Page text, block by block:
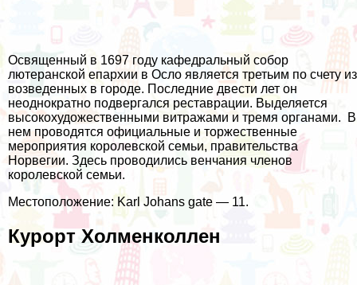
Освященный в 1697 году кафедральный собор
лютеранской епархии в Осло является третьим по счету из
возведенных в городе. Последние двести лет он
неоднократно подвергался реставрации. Выделяется
высокохудожественными витражами и тремя органами. В
нем проводятся официальные и торжественные
мероприятия королевской семьи, правительства
Норвегии. Здесь проводились венчания членов
королевской семьи.
Местоположение: Karl Johans gate — 11.
Курорт Холменколлен